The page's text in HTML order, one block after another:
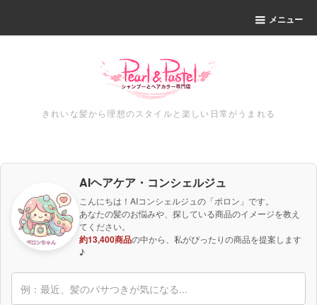
メニュー
きれいな髪から理想のスタイルと楽しい日常がうまれる
AIヘアケア・コンシェルジュ
こんにちは！AIコンシェルジュの「ポロン」です。
あなたの髪のお悩みや、探している商品のイメージを教え
てください。
約13,400商品の中から、私がぴったりの商品を提案します
♪